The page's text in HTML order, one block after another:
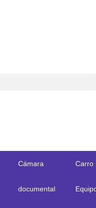
Cámara
documental
Carro